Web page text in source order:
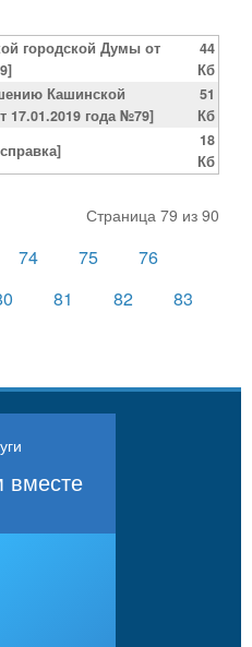
городской Думы от
44
Кб
Кашинской
17.01.2019 года №79]
51
Кб
18
Кб
Страница 79 из 90
74 75
76
81 82
83
вместе